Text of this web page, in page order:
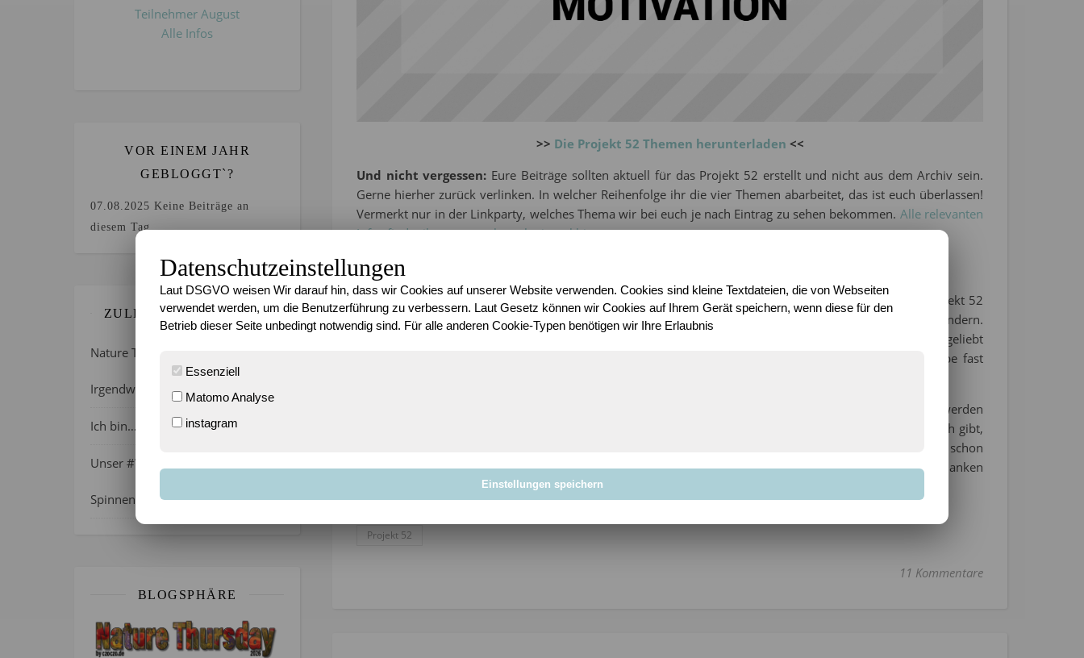
Teilnehmer August
Alle Infos
VOR EINEM JAHR
GEBLOGGT`?
07.08.2025 Keine Beiträge an
diesem Tag.
ZULETZT GEBLOGGT…
Nature Thursday 21/2026 –
Irgendwie wie April, oder?
Ich bin…
Unser #WIB am 01./02.08.2026 –
Spinnenalarm!
BLOGSPHÄRE
>> Die Projekt 52 Themen herunterladen <<
Und nicht vergessen: Eure Beiträge sollten aktuell für das Projekt 52 erstellt und nicht aus dem Archiv sein.
Gerne hierher zurück verlinken. In welcher Reihenfolge ihr die vier Themen abarbeitet, das ist euch überlassen!
Vermerkt nur in der Linkparty, welches Thema wir bei euch je nach Eintrag zu sehen bekommen. Alle relevanten
Infos findet ihr sonst auch noch einmal hier.
Und damit haben wir 2025 fast geschafft…
Verrückt, dass nach der langen Pause wir nun tatsächlich schon wieder fast ein ganzes Jahr mit dem Projekt 52
verbracht haben und ich habe es so geliebt eure Beiträge zu entdecken und eure Interpretationen zu bewundern.
Wie vielseitig sie teilweise ausgefallen sind. Das ist ein Aspekt, den ich am Projekt 52 schon immer sehr geliebt
habe. Ich bin nicht immer dazu gekommen bei jedem einen Kommentar zu hinterlassen, aber ich habe fast
Daher denke ich schon, dass wir im Dezember auch an die Planung für eine neue Runde in 2026 gehen werden
und das Format wohl so beibehalten, wie es dieses Jahr war. Auch wenn es scheinbar zwei drei unter euch gibt,
die Schwierigkeiten mit der Linkliste hatten (wofür ich leider keine Lösung gefunden habe), so würde ich schon
sagen, dass es sicherlich grundsätzlich ganz gut funktioniert hat. Macht euch also ruhig schon einmal Gedanken
für neue und spannende Themen. Die Abfrage kommt dann Ende Dezember wieder.
Projekt 52
11 Kommentare
Datenschutzeinstellungen
Laut DSGVO weisen Wir darauf hin, dass wir Cookies auf unserer Website verwenden. Cookies sind kleine Textdateien, die von Webseiten
verwendet werden, um die Benutzerführung zu verbessern. Laut Gesetz können wir Cookies auf Ihrem Gerät speichern, wenn diese für den
Betrieb dieser Seite unbedingt notwendig sind. Für alle anderen Cookie-Typen benötigen wir Ihre Erlaubnis
Essenziell
Matomo Analyse
instagram
Einstellungen speichern